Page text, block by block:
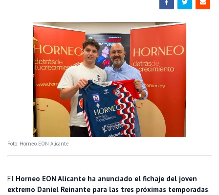
Foto: Horneo EON Alicante
El Horneo EON Alicante ha anunciado el fichaje del joven
extremo Daniel Reinante para las tres próximas temporadas.